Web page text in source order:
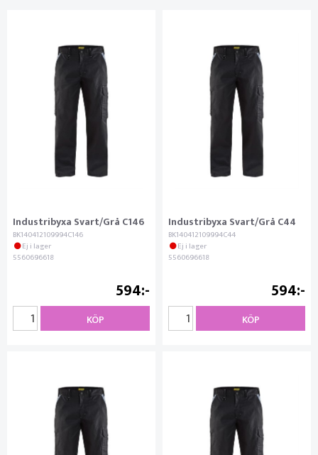
Industribyxa Svart/Grå C146
BK140412109994C146
Ej i lager
5560696618
594
KÖP
Industribyxa Svart/Grå C44
BK140412109994C44
Ej i lager
5560696618
594
KÖP